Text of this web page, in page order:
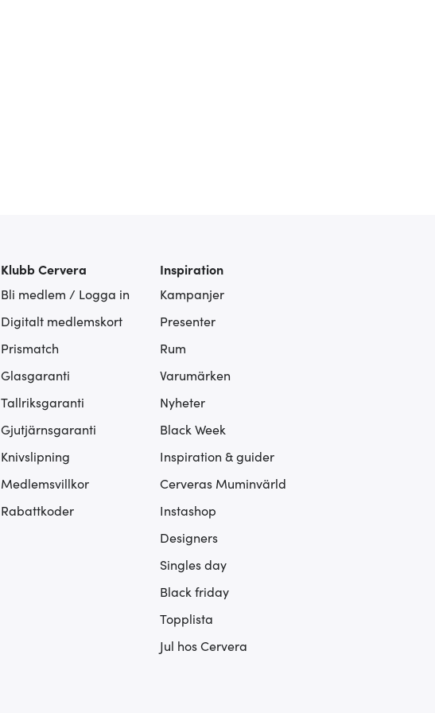
Klubb Cervera
Bli medlem / Logga in
Digitalt medlemskort
Prismatch
Glasgaranti
Tallriksgaranti
Gjutjärnsgaranti
Knivslipning
Medlemsvillkor
Rabattkoder
Inspiration
Kampanjer
Presenter
Rum
Varumärken
Nyheter
Black Week
Inspiration & guider
Cerveras Muminvärld
Instashop
Designers
Singles day
Black friday
Topplista
Jul hos Cervera